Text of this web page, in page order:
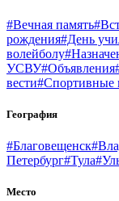
#Вечная память
рождения#День
волейболу
УСВУ#Объявления
вести#Спортивные
География
#Благовещенск
Петербург#Тула
Место